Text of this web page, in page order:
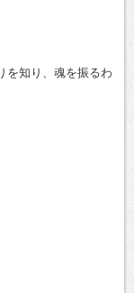
を知り、魂を振るわ